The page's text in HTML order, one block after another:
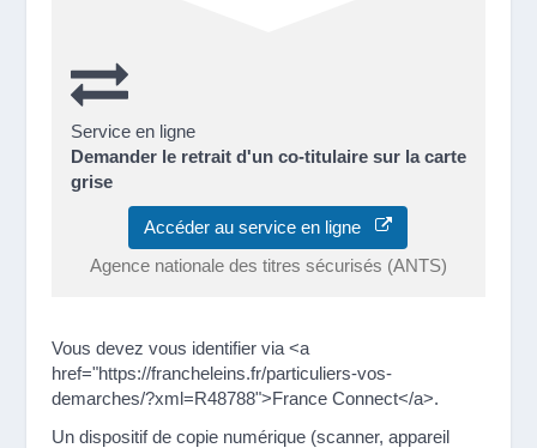
Service en ligne
Demander le retrait d'un co-titulaire sur la carte
grise
Accéder au service en ligne
Agence nationale des titres sécurisés (ANTS)
Vous devez vous identifier via <a
href="https://francheleins.fr/particuliers-vos-
demarches/?xml=R48788">France Connect</a>.
Un dispositif de copie numérique (scanner, appareil